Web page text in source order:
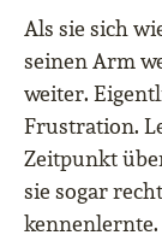
Als sie sich
seinen Arm
weiter.
Frustration.
Zeitpunkt
sie sogar